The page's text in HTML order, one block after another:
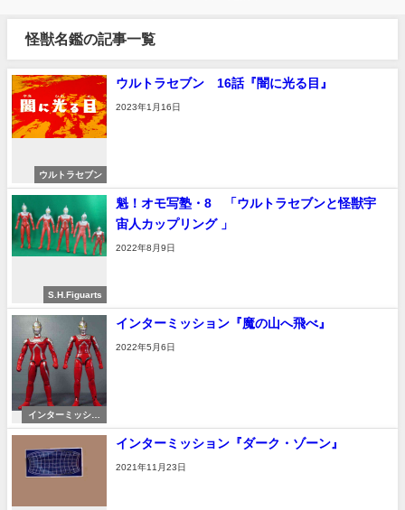
怪獣名鑑の記事一覧
ウルトラセブン
ウルトラセブン 16話『闇に光る目』
2023年1月16日
S.H.Figuarts
魁！オモ写塾・8 「ウルトラセブンと怪獣宇
宙人カップリング 」
2022年8月9日
インターミッショ
ン
インターミッション『魔の山へ飛べ』
2022年5月6日
インターミッション『ダーク・ゾーン』
2021年11月23日